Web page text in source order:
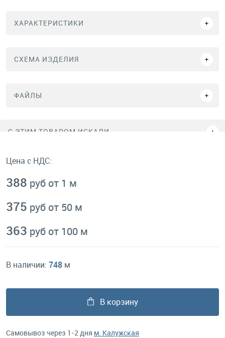
ХАРАКТЕРИСТИКИ
СХЕМА ИЗДЕЛИЯ
ФАЙЛЫ
C ЭТИМ ТОВАРОМ ИСКАЛИ
Цена с НДС:
388 руб от 1 м
375 руб от 50 м
363 руб от 100 м
В наличии: 748 м
В корзину
Самовывоз через 1-2 дня м. Калужская